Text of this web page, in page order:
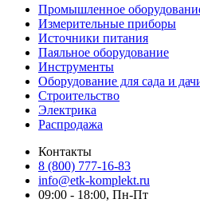
Промышленное
Измерительные приборы
Источники питания
Паяльное оборудование
Инструменты
Оборудование для сада и
Строительство
Электрика
Распродажа
Контакты
8 (800) 777-16-83
info@etk-komplekt.ru
09:00 - 18:00, Пн-Пт